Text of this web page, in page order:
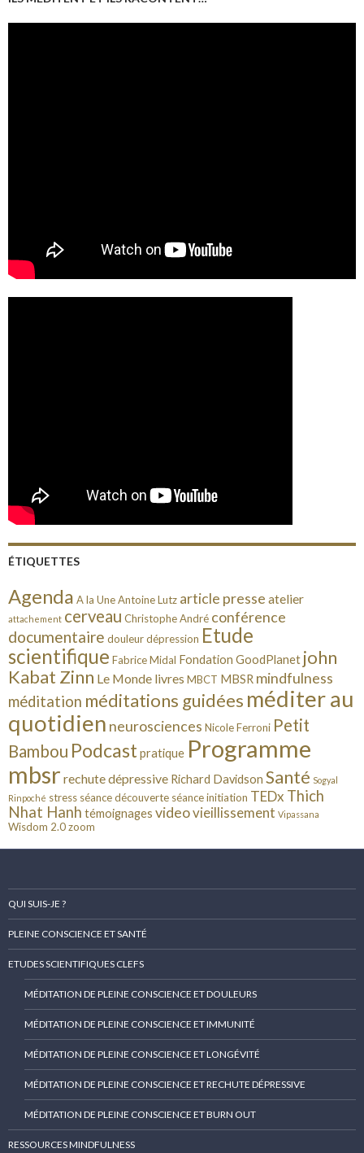
ÉTIQUETTES
Agenda A la UneAntoine Lutz article presse atelier
attachement cerveau Christophe André conférence
documentaire douleurdépression Etude
scientifique Fabrice Midal Fondation GoodPlanet john
Kabat Zinn Le Monde livres MBCT MBSR mindfulness
méditation méditations guidées méditer au
quotidien neurosciences Nicole Ferroni Petit
Bambou Podcast pratique Programme
mbsr rechute dépressive Richard Davidson Santé Sogyal
Rinpoché stress séance découverte séance initiation TEDx Thich
Nhat Hanh témoignages videovieillissement Vipassana
Wisdom 2.0zoom
QUI SUIS-JE ?
PLEINE CONSCIENCE ET SANTÉ
ETUDES SCIENTIFIQUES CLEFS
MÉDITATION DE PLEINE CONSCIENCE ET DOULEURS
MÉDITATION DE PLEINE CONSCIENCE ET IMMUNITÉ
MÉDITATION DE PLEINE CONSCIENCE ET LONGÉVITÉ
MÉDITATION DE PLEINE CONSCIENCE ET RECHUTE DÉPRESSIVE
MÉDITATION DE PLEINE CONSCIENCE ET BURN OUT
RESSOURCES MINDFULNESS